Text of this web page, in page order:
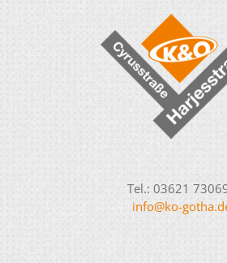
Tel.: 03621
info@ko-